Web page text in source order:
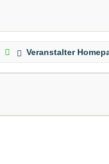
Veranstalter